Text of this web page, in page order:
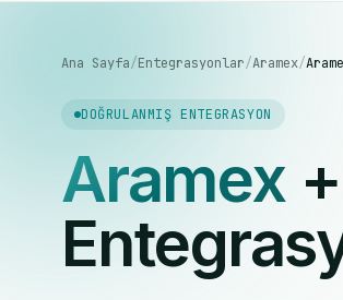
Ana Sayfa/Entegrasyonlar/Aramex/
DOĞRULANMIŞ ENTEGRASYON
Aramex+